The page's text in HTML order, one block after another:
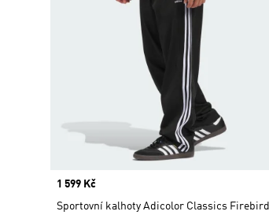
Price
1 599 Kč
Sportovní kalhoty Adicolor Classics Firebird